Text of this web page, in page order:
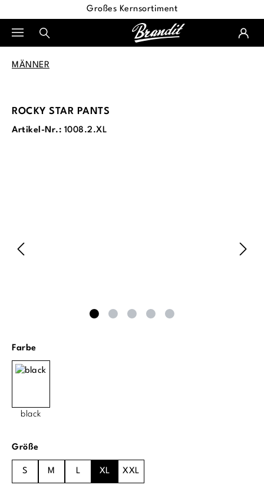
Großes Kernsortiment
MÄNNER
ROCKY STAR PANTS
Artikel-Nr.: 1008.2.XL
Farbeauswählen
black
Größeauswählen
S M L XL XXL